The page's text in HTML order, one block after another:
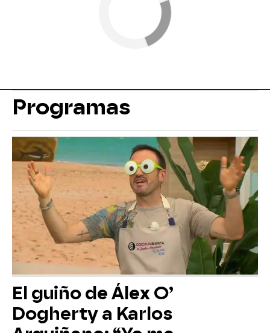
Programas
El guiño de Álex O’
Dogherty a Karlos